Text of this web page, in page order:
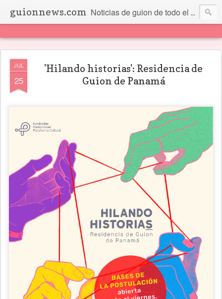
guionnews.com Noticias de guion de todo el mundo... Y más.
JUL
25
'Hilando historias': Residencia de
Guion de Panamá